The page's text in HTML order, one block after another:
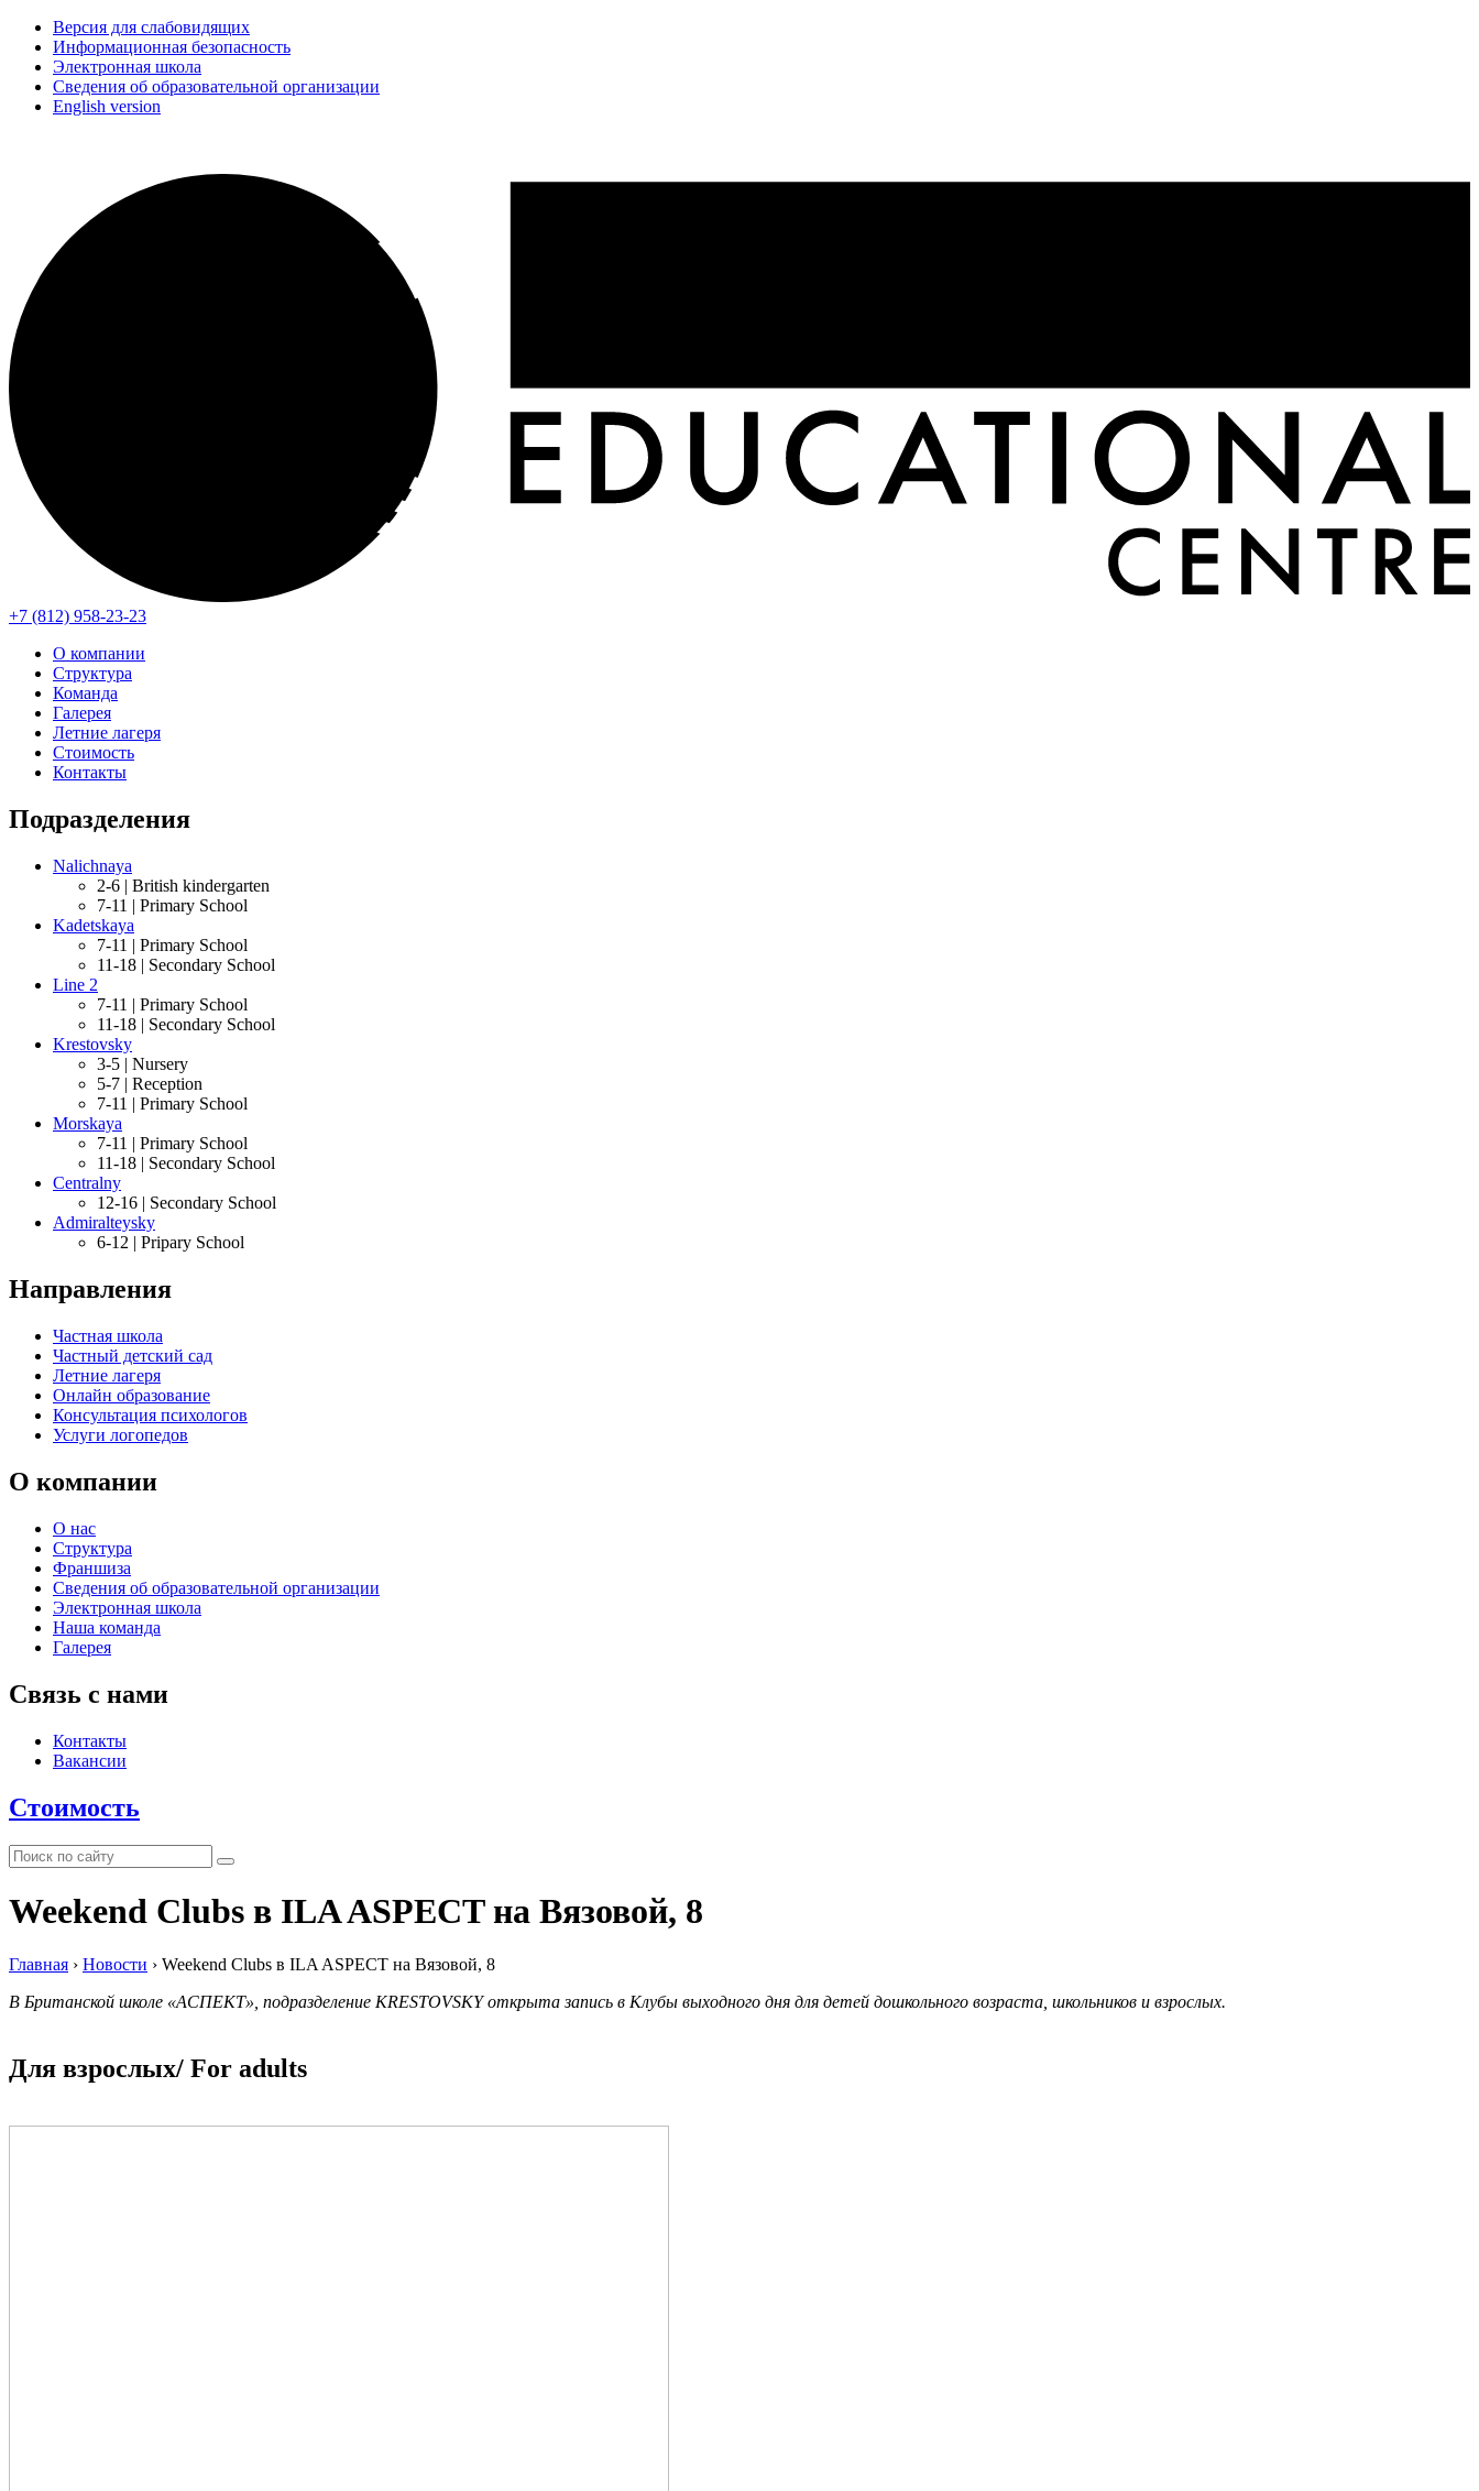
Версия для слабовидящих
Информационная безопасность
Электронная школа
Сведения об образовательной организации
English version
+7 (812) 958-23-23
О компании
Структура
Команда
Галерея
Летние лагеря
Стоимость
Контакты
Подразделения
Nalichnaya
2-6 | British kindergarten
7-11 | Primary School
Kadetskaya
7-11 | Primary School
11-18 | Secondary School
Line 2
7-11 | Primary School
11-18 | Secondary School
Krestovsky
3-5 | Nursery
5-7 | Reception
7-11 | Primary School
Morskaya
7-11 | Primary School
11-18 | Secondary School
Centralny
12-16 | Secondary School
Admiralteysky
6-12 | Pripary School
Направления
Частная школа
Частный детский сад
Летние лагеря
Онлайн образование
Консультация психологов
Услуги логопедов
О компании
О нас
Структура
Франшиза
Сведения об образовательной организации
Электронная школа
Наша команда
Галерея
Связь с нами
Контакты
Вакансии
Стоимость
Weekend Clubs в ILA ASPECT на Вязовой, 8
Главная › Новости › Weekend Clubs в ILA ASPECT на Вязовой, 8
В Британской школе «АСПЕКТ», подразделение KRESTOVSKY открыта запись в Клубы выходного дня для детей дошкольного возраста, школьников и взрослых.
Для взрослых/ For adults